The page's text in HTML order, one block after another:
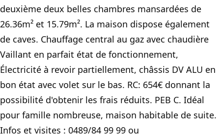
deuxième deux belles chambres mansardées de
26.36m² et 15.79m². La maison dispose également
de caves. Chauffage central au gaz avec chaudière
Vaillant en parfait état de fonctionnement,
Électricité à revoir partiellement, châssis DV ALU en
bon état avec volet sur le bas. RC: 654€ donnant la
possibilité d'obtenir les frais réduits. PEB C. Idéal
pour famille nombreuse, maison habitable de suite.
Infos et visites : 0489/84 99 99 ou